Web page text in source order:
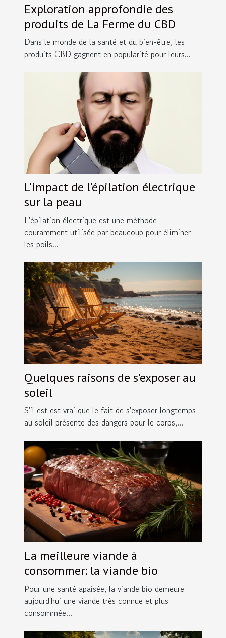
Exploration approfondie des
produits de La Ferme du CBD
Dans le monde de la santé et du bien-être, les
produits CBD gagnent en popularité pour leurs...
L'impact de l'épilation électrique
sur la peau
L'épilation électrique est une méthode
couramment utilisée par beaucoup pour éliminer
les poils...
Quelques raisons de s'exposer au
soleil
S'il est est vrai que le fait de s'exposer longtemps
au soleil présente des dangers pour le corps,...
La meilleure viande à
consommer: la viande bio
Pour une santé apaisée, la viande bio demeure
aujourd'hui une viande très connue et plus
consommée...